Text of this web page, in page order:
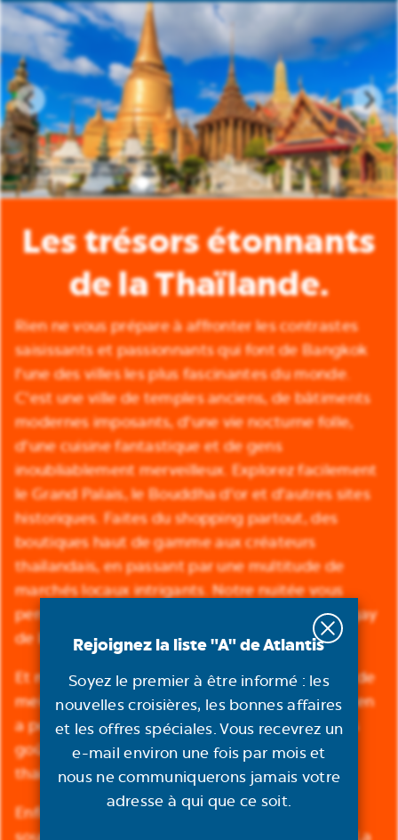
Les trésors étonnants
de la Thaïlande.
Rien ne vous prépare à affronter les contrastes
saisissants et passionnants qui font de Bangkok
l'une des villes les plus fascinantes du monde.
C'est une ville de temples anciens, de bâtiments
modernes imposants, d'une vie nocturne folle,
d'une cuisine fantastique et de gens
inoubliablement merveilleux. Explorez facilement
le Grand Palais, le Bouddha d'or et d'autres sites
historiques. Faites du shopping partout, des
boutiques haut de gamme aux créateurs
thaïlandais, en passant par une multitude de
marchés locaux intrigants. Notre nuitée vous
permet de profiter de la célèbre vie nocturne gay
de la ville.
Et manger. Tout. Tout. Tout à la fois. Il n'y a pas de
meilleure scène gastronomique au monde, il y en
a pour tous les palais, tous les styles et tous les
goûts. Vous ne verrez plus jamais la nourriture
thaïlandaise de la même façon !
Enfin, vous explorerez l'autre côté du pays du
sourire sur l'île tropicale parfaite de Ko Samui. La
Rejoignez la liste "A" de Atlantis
Soyez le premier à être informé : les
nouvelles croisières, les bonnes affaires
et les offres spéciales. Vous recevrez un
e-mail environ une fois par mois et
nous ne communiquerons jamais votre
adresse à qui que ce soit.